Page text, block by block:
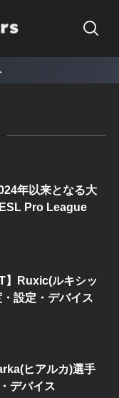
年以来となる大
Pro League
】Ruxic(ルキシッ
設定・デバイス
ヒアルカ)選手
デバイス